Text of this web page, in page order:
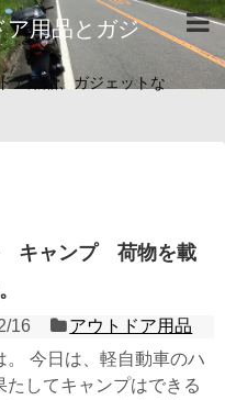
ア用品とガジ
ア用品、ガジェットな
キャンプ 荷物を載
16
アウトドア用品
。 今日は、軽自動車のハ
たしてキャンプはできる